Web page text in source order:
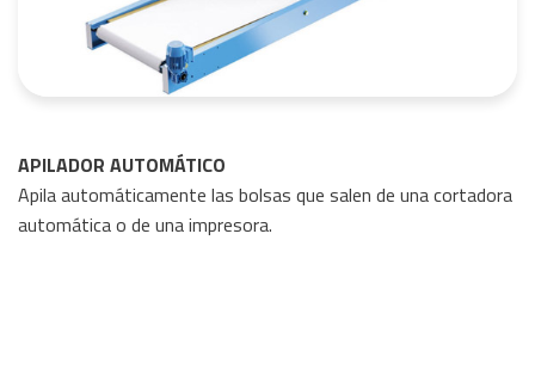
APILADOR AUTOMÁTICO
Apila automáticamente las bolsas que salen de una cortadora
automática o de una impresora.